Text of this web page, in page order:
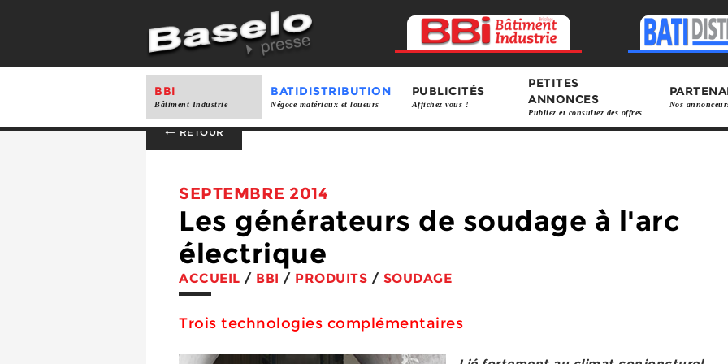
BBI
Bâtiment Industrie
BATIDISTRIBUTION
Négoce matériaux et loueurs
PUBLICITÉS
Affichez vous !
PETITES
ANNONCES
Publiez et consultez des offres
Nos
RETOUR
SEPTEMBRE 2014
Les générateurs de soudage à l'arc
électrique
ACCUEIL / BBI / PRODUITS / SOUDAGE
Trois technologies complémentaires